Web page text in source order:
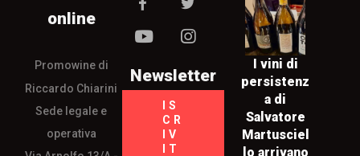
online
Promowine di
Riccardo Chiarini
Sede legale e
operativa
Newsletter
IS
CR
IV
IT
I vini di
persistenz
a di
Salvatore
Martusciel
lo arrivano